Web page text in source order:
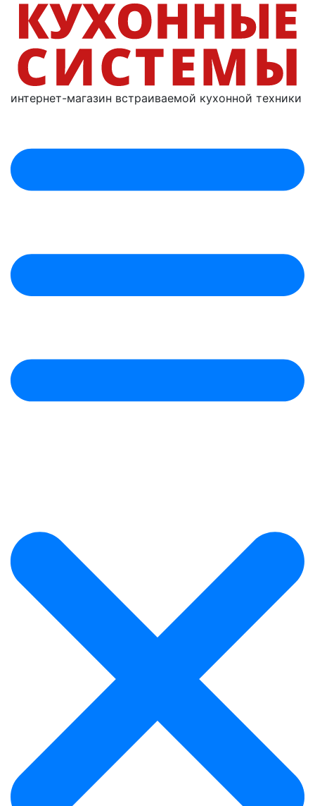
интернет-магазин встраиваемой кухонной техники